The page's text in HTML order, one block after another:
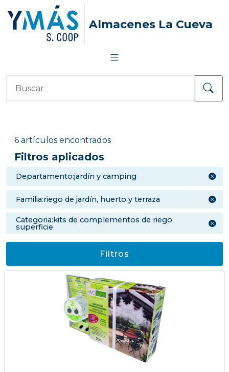
Almacenes La Cueva
6 artículos encontrados
Filtros aplicados
departamento:jardín y camping
familia:riego de jardín, huerto y terraza
categoria:kits de complementos de riego
superficie
Filtros